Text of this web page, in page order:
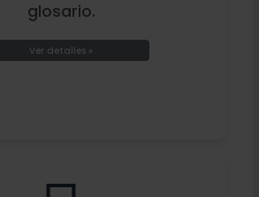
glosario.
Ver detalles »